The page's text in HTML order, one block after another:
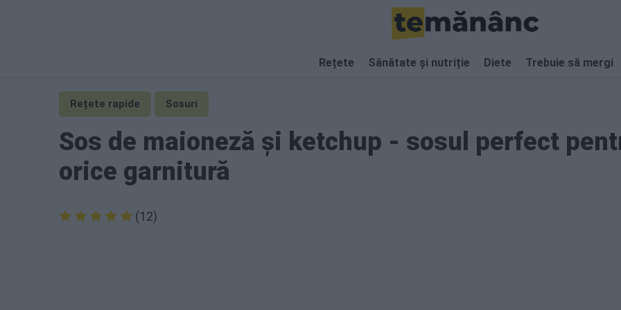
Rețete Sănătate și nutriție Diete Trebuie să mergi
Rețete rapide Sosuri
Sos de maioneză și ketchup - sosul perfect
orice garnitură
(12)